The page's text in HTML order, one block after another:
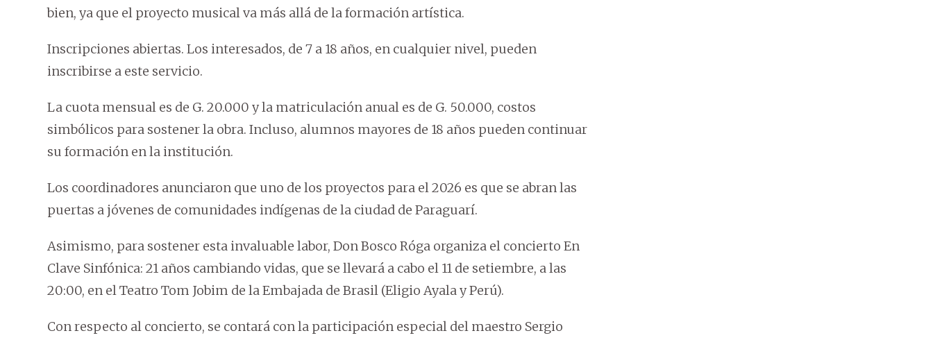
bien, ya que el proyecto musical va más allá de la formación artística.
Inscripciones abiertas. Los interesados, de 7 a 18 años, en cualquier nivel, pueden
inscribirse a este servicio.
La cuota mensual es de G. 20.000 y la matriculación anual es de G. 50.000, costos
simbólicos para sostener la obra. Incluso, alumnos mayores de 18 años pueden continuar
su formación en la institución.
Los coordinadores anunciaron que uno de los proyectos para el 2026 es que se abran las
puertas a jóvenes de comunidades indígenas de la ciudad de Paraguarí.
Asimismo, para sostener esta invaluable labor, Don Bosco Róga organiza el concierto En
Clave Sinfónica: 21 años cambiando vidas, que se llevará a cabo el 11 de setiembre, a las
20:00, en el Teatro Tom Jobim de la Embajada de Brasil (Eligio Ayala y Perú).
Con respecto al concierto, se contará con la participación especial del maestro Sergio